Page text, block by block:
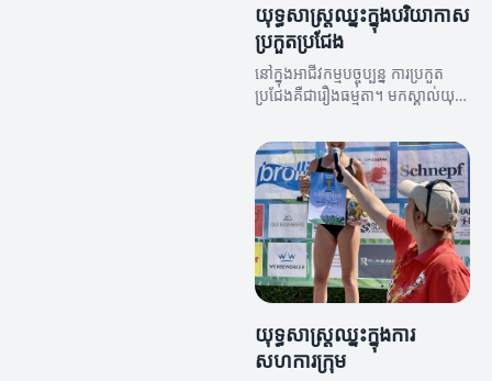
យុទ្ធសាស្រ្តឈ្នះក្នុងបរិយាកាស
ប្រកួតប្រជែង
នៅក្នុងអាជីវកម្មបច្ចុប្បន្ន ការប្រកួត
ប្រជែងគឺជារឿងធម្មតា។ មកស្គាល់យុទ្ធ
ខ្សែប្រកួតនេះ។
យុទ្ធសាស្រ្តឈ្នះក្នុងការ
សហការ​ក្រុម